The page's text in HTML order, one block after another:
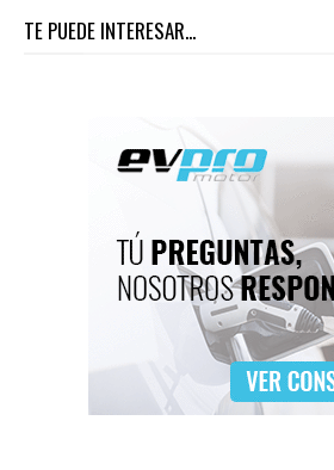
TE PUEDE INTERESAR...